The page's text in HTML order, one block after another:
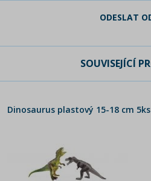
ODESLAT
SOUVISEJÍCÍ
Dinosaurus plastový 15-18 cm 5ks